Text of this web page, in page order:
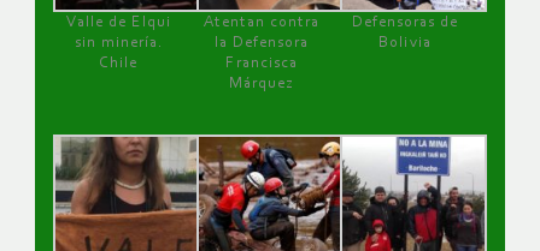
Valle de Elqui
sin minería.
Chile
Atentan contra
la Defensora
Francisca
Márquez
Defensoras de
Bolivia